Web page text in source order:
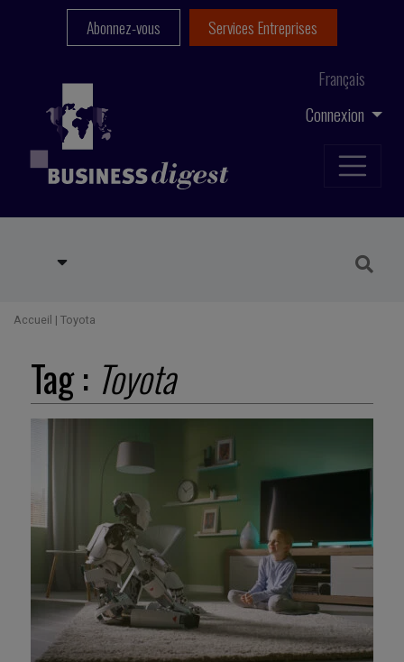
Connexion
Français
Abonnez-vous Services Entreprises
Accueil | Toyota
Tag : Toyota